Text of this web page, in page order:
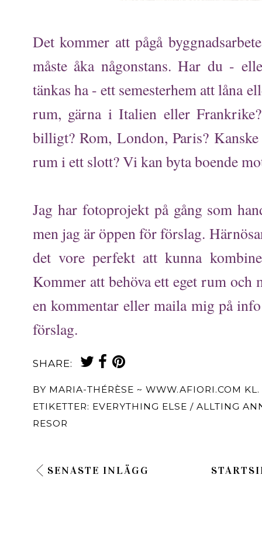
Det kommer att pågå
måste åka någonstans. Har du -
tänkas ha - ett semesterhem att låna
rum, gärna i Italien eller
billigt? Rom, London, Paris?
rum i ett slott? Vi kan byta boende
Jag har fotoprojekt på gång som
men jag är öppen för förslag.
det vore perfekt att kunna
Kommer att behöva ett eget rum
en kommentar eller maila mig på
förslag.
SHARE:
BY MARIA-THÉRÈSE ~ WWW.AFIORI.COM KL.
ETIKETTER: EVERYTHING ELSE / ALLTING
RESOR
SENASTE INLÄGG